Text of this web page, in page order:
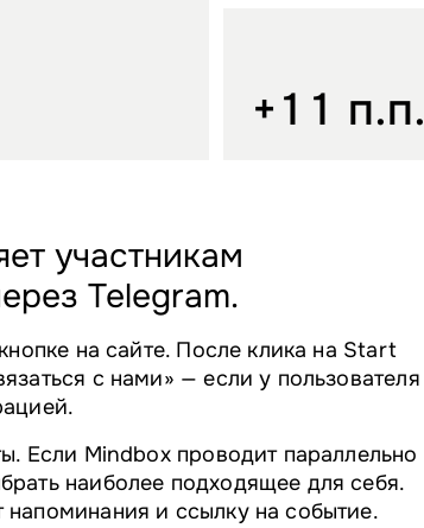
+11 п.п.
участникам
Telegram.
на сайте. После клика на Start
с нами» — если у пользователя
Если Mindbox проводит параллельно
наиболее подходящее для себя.
напоминания и ссылку на событие.